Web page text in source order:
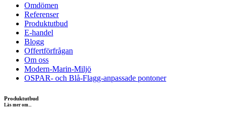
Omdömen
Referenser
Produktutbud
E-handel
Blogg
Offertförfrågan
Om oss
Modern-Marin-Miljö
OSPAR- och Blå-Flagg-anpassade pontoner
Produktutbud
Läs mer om...